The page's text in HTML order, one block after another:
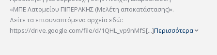
«ΜΠΕ Λατομείου ΠΙΠΕΡΑΚΗΣ (Μελέτη αποκατάστασης)».
Δείτε τα επισυναπτόμενα αρχεία εδώ:
https://drive.google.com/file/d/1QHL_vp9nMfS[...]Περισσότερα